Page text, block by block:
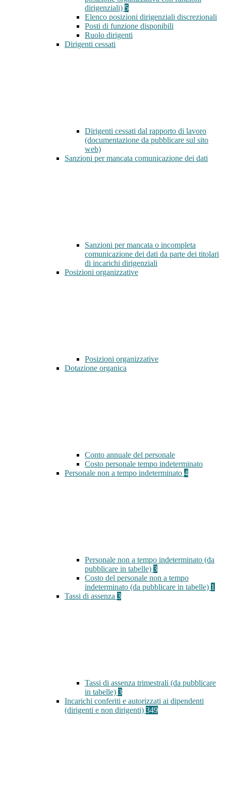
dirigenziali) 5
Elenco posizioni dirigenziali discrezionali
Posti di funzione disponibili
Ruolo dirigenti
Dirigenti cessati
Dirigenti cessati dal rapporto di lavoro
(documentazione da pubblicare sul sito
web)
Sanzioni per mancata comunicazione dei dati
Sanzioni per mancata o incompleta
comunicazione dei dati da parte dei titolari
di incarichi dirigenziali
Posizioni organizzative
Posizioni organizzative
Dotazione organica
Conto annuale del personale
Costo personale tempo indeterminato
Personale non a tempo indeterminato 4
Personale non a tempo indeterminato (da
pubblicare in tabelle) 3
Costo del personale non a tempo
indeterminato (da pubblicare in tabelle) 1
Tassi di assenza 3
Tassi di assenza trimestrali (da pubblicare
in tabelle) 3
Incarichi conferiti e autorizzati ai dipendenti
(dirigenti e non dirigenti) 349